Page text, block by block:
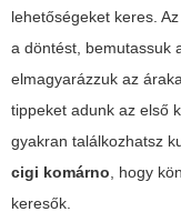
lehetőségeket keres.
a döntést, bemutassuk
elmagyarázzuk az
tippeket adunk az első
gyakran találkozhatsz
cigi komárno, hogy
keresők.